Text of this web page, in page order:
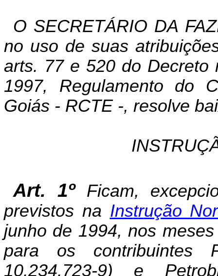
O SECRETÁRIO DA
no uso de suas
arts. 77 e 520 do Decreto
1997, Regulamento do
Goiás - RCTE -, resolve
Art. 1º Ficam,
previstos na Instrução
junho de 1994, nos
para os contribuintes
10.234.723-9) e